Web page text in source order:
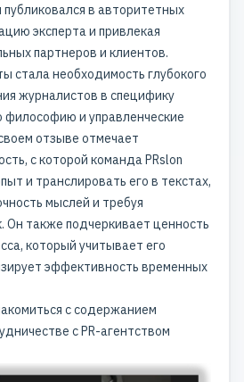
в авторитетных
эксперта и привлекая
партнеров и клиентов.
стала необходимость глубокого
журналистов в специфику
философию и управленческие
отзыве отмечает
с которой команда PRslon
и транслировать его в текстах,
мыслей и требуя
Он также подчеркивает ценность
который учитывает его
эффективность временных
с содержанием
с PR-агентством